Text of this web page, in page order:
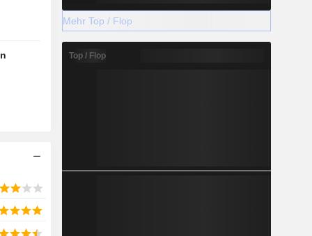
Mehr Top / Flop
Top / Flop